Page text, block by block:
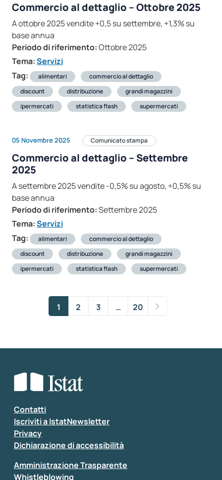
Commercio al dettaglio – Ottobre 2025
A ottobre 2025 vendite +0,5 su settembre, +1,3% su
base annua
Periodo di riferimento:Ottobre 2025
Tema:Servizi
Tag:
alimentari
commercio al dettaglio
discount
distribuzione
grandi magazzini
ipermercati
statistica flash supermercati
05 Novembre 2025 Comunicato stampa
Commercio al dettaglio – Settembre
2025
A settembre 2025 vendite -0,5% su agosto, +0,5% su
base annua
Periodo di riferimento:Settembre 2025
Tema:Servizi
Tag:
alimentari
commercio al dettaglio
discount
distribuzione
grandi magazzini
ipermercati
statistica flash supermercati
1 2 3 … 20
Contatti
Iscriviti a IstatNewsletter
Privacy
Dichiarazione di accessibilità
Amministrazione Trasparente
Whistleblowing